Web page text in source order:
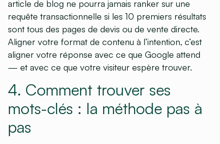
article de blog ne pourra jamais ranker sur une
requête transactionnelle si les 10 premiers résultats
sont tous des pages de devis ou de vente directe.
Aligner votre format de contenu à l’intention, c’est
aligner votre réponse avec ce que Google attend
— et avec ce que votre visiteur espère trouver.
4. Comment trouver ses
mots-clés : la méthode pas à
pas